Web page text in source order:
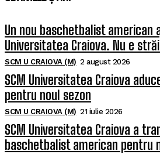
Un nou baschetbalist american
Universitatea Craiova. Nu e
SCM U CRAIOVA (M) 2 august 2026
SCM Universitatea Craiova
pentru noul sezon
SCM U CRAIOVA (M) 21 iulie 2026
SCM Universitatea Craiova a
baschetbalist american pentru